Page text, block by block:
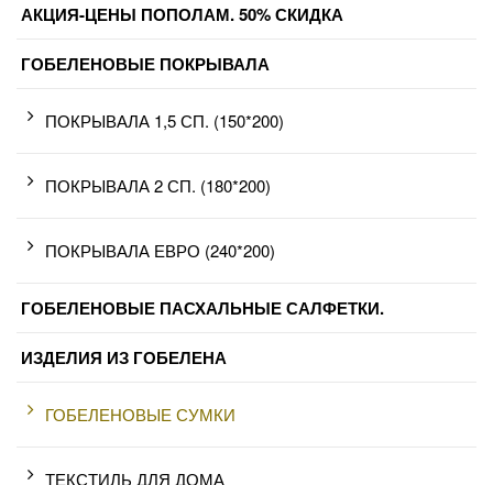
АКЦИЯ-ЦЕНЫ ПОПОЛАМ. 50% СКИДКА
ГОБЕЛЕНОВЫЕ ПОКРЫВАЛА
ПОКРЫВАЛА 1,5 СП. (150*200)
ПОКРЫВАЛА 2 СП. (180*200)
ПОКРЫВАЛА ЕВРО (240*200)
ГОБЕЛЕНОВЫЕ ПАСХАЛЬНЫЕ САЛФЕТКИ.
ИЗДЕЛИЯ ИЗ ГОБЕЛЕНА
ГОБЕЛЕНОВЫЕ СУМКИ
ТЕКСТИЛЬ ДЛЯ ДОМА